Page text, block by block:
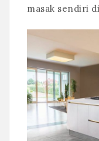
masak sendiri